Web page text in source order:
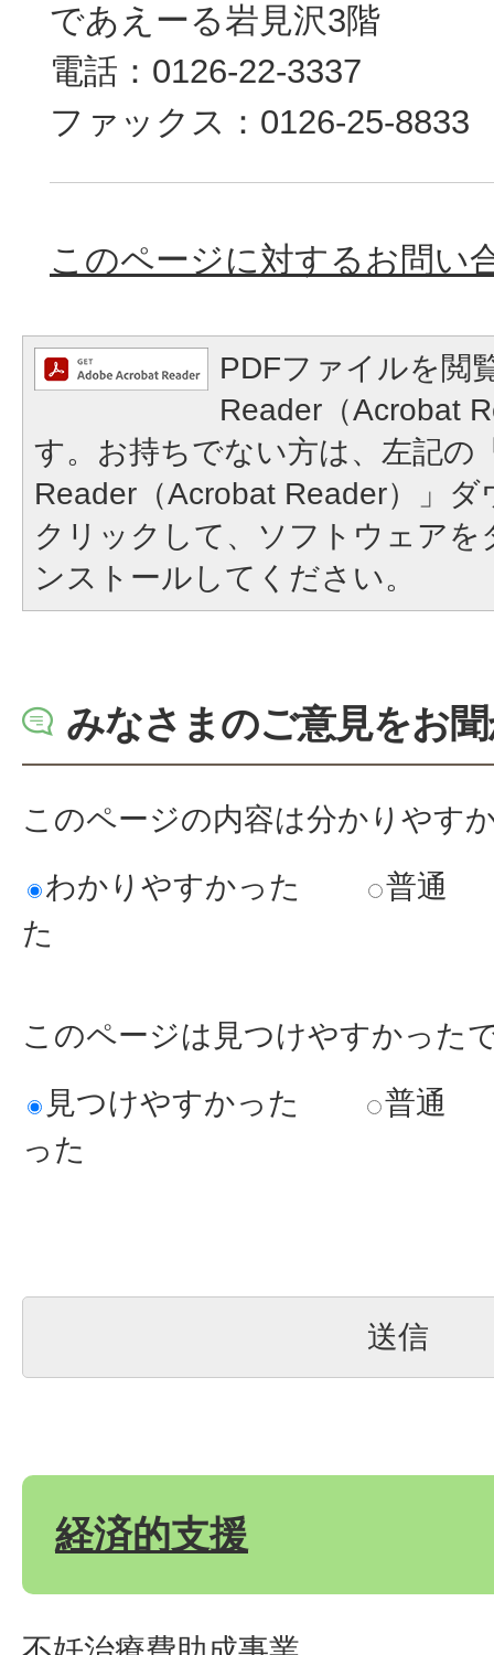
であえーる岩見沢3階
電話：0126-22-3337
ファックス：0126-25-8833
このページに対するお問い
PDFファイルを閲
Reader（Acrobat
す。お持ちでない方は、左記の
Reader（Acrobat Reader）」
クリックして、ソフトウェア
ンストールしてください。
みなさまのご意見をお
このページの内容は分かりやす
わかりやすかった
普通
た
このページは見つけやすかった
見つけやすかった
普通
った
経済的支援